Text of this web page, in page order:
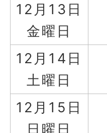
12月13日
金曜日
12月14日
土曜日
12月15日
日曜日